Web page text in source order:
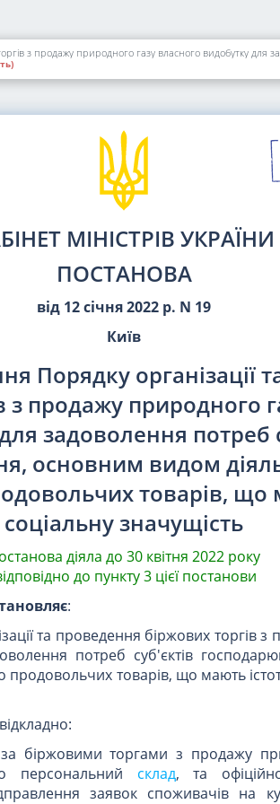
МІНІСТРІВ УКРАЇНИ
ПОСТАНОВА
від 12 січня 2022 р. N 19
Київ
Порядку організації
з продажу природного
задоволення потреб
основним видом
товарів, що
соціальну значущість
діяла до 30 квітня 2022 року
до пункту 3 цієї постанови
:
та проведення біржових торгів
потреб суб'єктів
продовольчих товарів, що мають
за біржовими торгами з продажу
персональний склад, та
заявок споживачів на